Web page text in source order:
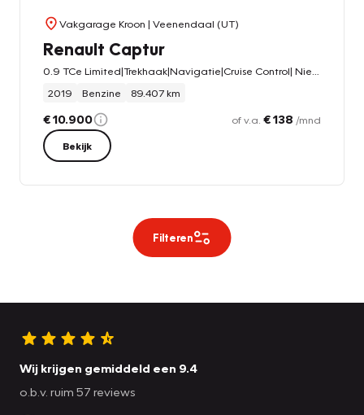
Vakgarage Kroon | Veenendaal (UT)
Renault Captur
2019
Benzine 89.407 km
€ 10.900 of v.a. € 138 /mnd
Bekijk
Filteren
Wij krijgen gemiddeld een 9.4
o.b.v. ruim 57 reviews